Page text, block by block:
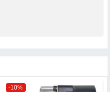
-10%